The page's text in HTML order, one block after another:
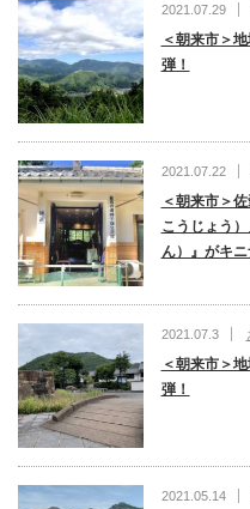
2021.07.29
＜朝来市＞
弾！
2021.07.22
＜朝来市＞
こうじょう
ん）』がキニ
2021.07.3
＜朝来市＞
弾！
2021.05.14